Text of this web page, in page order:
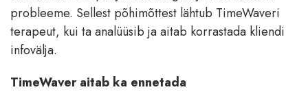
probleeme. Sellest põhimõttest lähtub TimeWaveri
terapeut, kui ta analüüsib ja aitab korrastada kliendi
infovälja.
TimeWaver aitab ka ennetada